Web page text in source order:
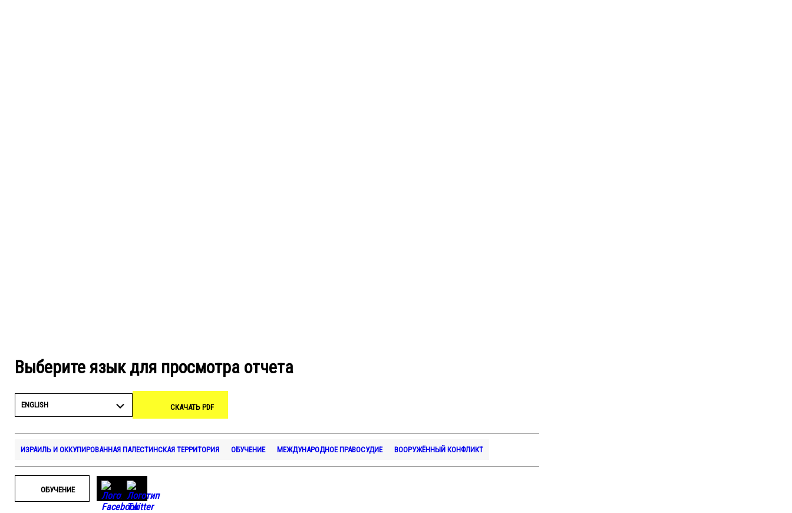
Выберите язык для просмотра отчета
ENGLISH СКАЧАТЬ PDF
ИЗРАИЛЬ И ОККУПИРОВАННАЯ ПАЛЕСТИНСКАЯ ТЕРРИТОРИЯ ОБУЧЕНИЕ МЕЖДУНАРОДНОЕ ПРАВОСУДИЕ ВООРУЖЁННЫЙ КОНФЛИКТ
ОБУЧЕНИЕ